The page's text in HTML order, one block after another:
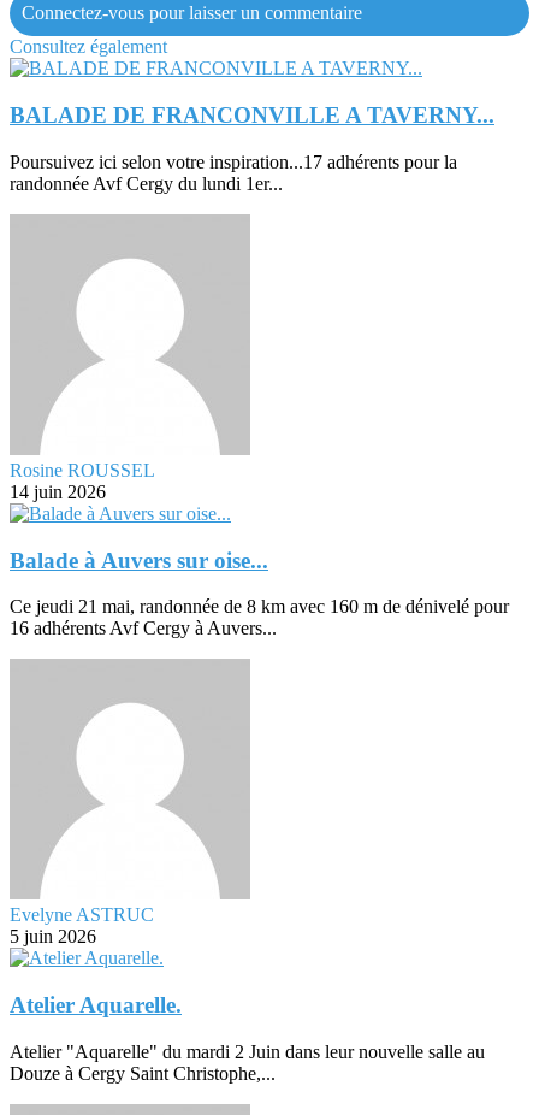
Connectez-vous pour laisser un commentaire
Consultez également
BALADE DE FRANCONVILLE A TAVERNY...
Poursuivez ici selon votre inspiration...17 adhérents pour la
randonnée Avf Cergy du lundi 1er...
Rosine ROUSSEL
14 juin 2026
Balade à Auvers sur oise...
Ce jeudi 21 mai, randonnée de 8 km avec 160 m de dénivelé pour
16 adhérents Avf Cergy à Auvers...
Evelyne ASTRUC
5 juin 2026
Atelier Aquarelle.
Atelier "Aquarelle" du mardi 2 Juin dans leur nouvelle salle au
Douze à Cergy Saint Christophe,...